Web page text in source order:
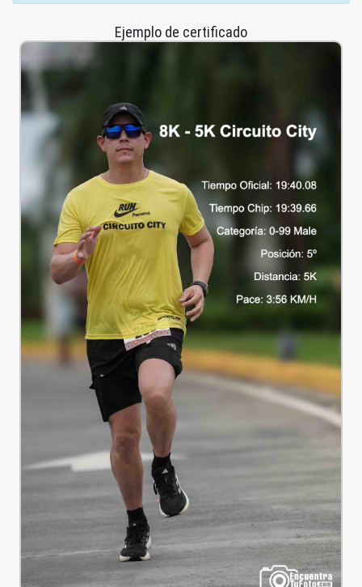
Ejemplo de certificado